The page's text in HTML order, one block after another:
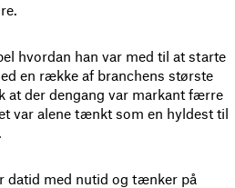
hvordan han var med til at starte
en række af branchens største
at der dengang var markant færre
var alene tænkt som en hyldest til
datid med nutid og tænker på